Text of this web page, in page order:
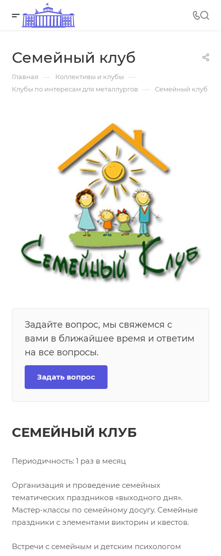
Семейный клуб
Главная — Коллективы и клубы —
Клубы по интересам для металлургов — Семейный клуб
Задайте вопрос, мы свяжемся с
вами в ближайшее время и ответим
на все вопросы.
Задать вопрос
СЕМЕЙНЫЙ КЛУБ
Периодичность: 1 раз в месяц
Организация и проведение семейных
тематических праздников «выходного дня».
Мастер-классы по семейному досугу. Семейные
праздники с элементами викторин и квестов.
Встречи с семейным и детским психологом